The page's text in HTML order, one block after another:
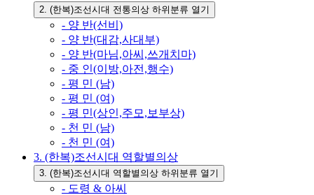
2. (한복)조선시대 전통의상 하위분류 열기
- 양 반(선비)
- 양 반(대감,사대부)
- 양 반(마님,아씨,쓰개치마)
- 중 인(이방,아전,행수)
- 평 민 (남)
- 평 민 (여)
- 평 민(상인,주모,보부상)
- 천 민 (남)
- 천 민 (여)
3. (한복)조선시대 역할별의상
3. (한복)조선시대 역할별의상 하위분류 열기
- 도령 & 아씨